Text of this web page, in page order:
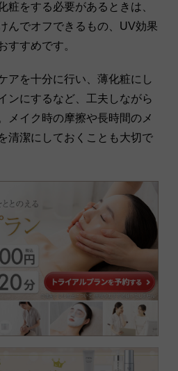
粧をする必要があるときは、
んでオフできるもの、UV効果
すすめです。
アを十分に行い、薄化粧にし
ンにするなど、工夫しながら
メイク時の摩擦や長時間のメ
清潔にしておくことも大切で